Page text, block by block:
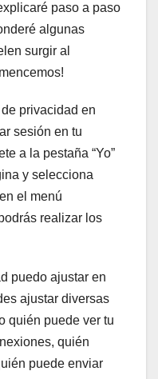
paso a paso
algunas
surgir al
privacidad en
sesión en tu
a la pestaña “Yo”
y selecciona
el menú
realizar los
puedo ajustar en
ajustar diversas
quién puede ver tu
quién
puede enviar